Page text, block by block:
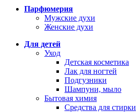
Парфюмерия
Мужские духи
Женские духи
Для детей
Уход
Детская косметика
Лак для ногтей
Подгузники
Шампуни, мыло
Бытовая химия
Средства для стирки